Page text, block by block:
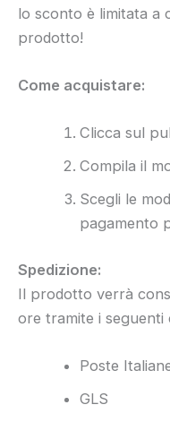
lo sconto è limitata a
prodotto!
Come acquistare:
Clicca sul
Compila il
Scegli le
pagamento
Spedizione:
Il prodotto verrà
ore tramite i seguenti
Poste
GLS